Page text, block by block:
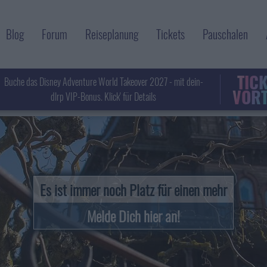
Blog Forum Reiseplanung Tickets Pauschalen
Buche das Disney Adventure World Takeover 2027 - mit dein-
dlrp VIP-Bonus. Klick' für Details
Es ist immer noch Platz für einen mehr
Melde Dich hier an!